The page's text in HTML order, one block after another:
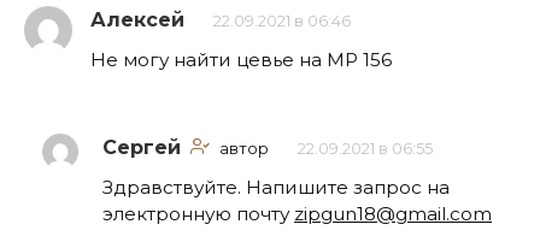
Алексей 22.09.2021 в 06:46
Не могу найти цевье на МР 156
Сергей автор 22.09.2021 в 06:55
Здравствуйте. Напишите запрос на
электронную почту zipgun18@gmail.com